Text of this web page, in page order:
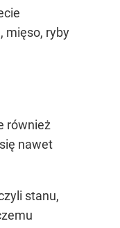
mięso, ryby
również
nawet
stanu,